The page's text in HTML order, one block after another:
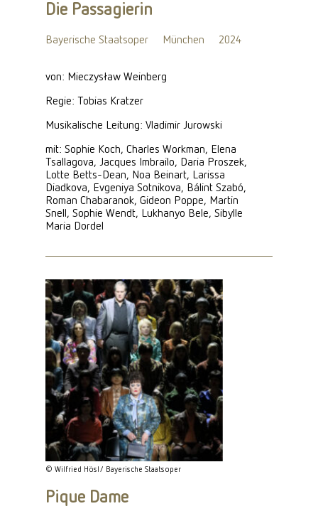
Die Passagierin
Bayerische Staatsoper München 2024
von: Mieczysław Weinberg
Regie: Tobias Kratzer
Musikalische Leitung: Vladimir Jurowski
mit: Sophie Koch, Charles Workman, Elena
Tsallagova, Jacques Imbrailo, Daria Proszek,
Lotte Betts-Dean, Noa Beinart, Larissa
Diadkova, Evgeniya Sotnikova, Bálint Szabó,
Roman Chabaranok, Gideon Poppe, Martin
Snell, Sophie Wendt, Lukhanyo Bele, Sibylle
Maria Dordel
© Wilfried Hösl/ Bayerische Staatsoper
Pique Dame